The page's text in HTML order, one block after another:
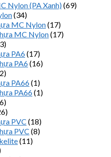
Nylon (PA Xanh)(69)
(34)
MC Nylon(17)
MC Nylon(17)
PA6(17)
PA6(16)
PA66(1)
PA66(1)
PVC (18)
PVC (8)
(11)